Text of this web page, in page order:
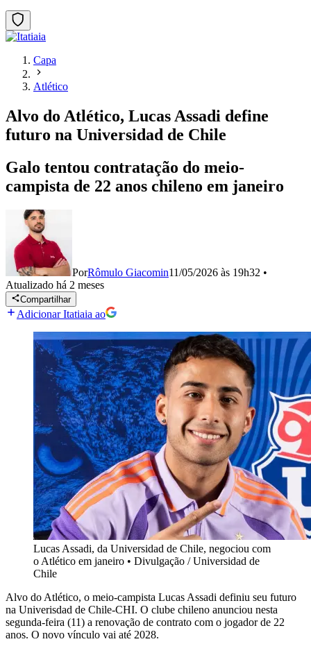
Capa
Atlético
Alvo do Atlético, Lucas Assadi define
futuro na Universidad de Chile
Galo tentou contratação do meio-
campista de 22 anos chileno em janeiro
PorRômulo Giacomin11/05/2026 às 19h32 •
Atualizado há 2 meses
Compartilhar
Adicionar Itatiaia ao
Lucas Assadi, da Universidad de Chile, negociou com
o Atlético em janeiro • Divulgação / Universidad de
Chile
Alvo do Atlético, o meio-campista Lucas Assadi definiu seu futuro
na Univerisdad de Chile-CHI. O clube chileno anunciou nesta
segunda-feira (11) a renovação de contrato com o jogador de 22
anos. O novo vínculo vai até 2028.